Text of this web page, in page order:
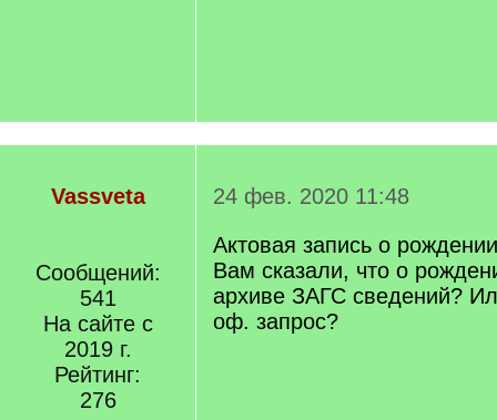
Vassveta
Сообщений:
541
На сайте с
2019 г.
Рейтинг:
276
24 фев. 2020 11:48
Актовая запись о
Вам сказали, что о
архиве ЗАГС сведений?
оф. запрос?